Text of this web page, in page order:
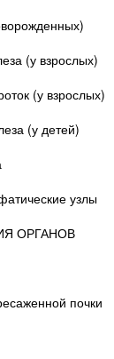
(у взрослых)
(у взрослых)
(у детей)
узлы
ОРГАНОВ
почки